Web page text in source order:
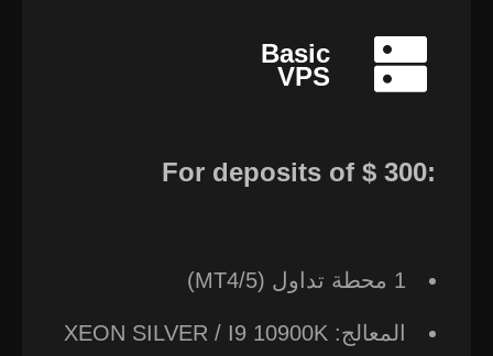
Basic
VPS
For deposits of ⁦‪‬‪‪‪$ 300⁩‪‪:
1 محطة تداول (MT4/5)
المعالج: XEON SILVER / I9 10900K